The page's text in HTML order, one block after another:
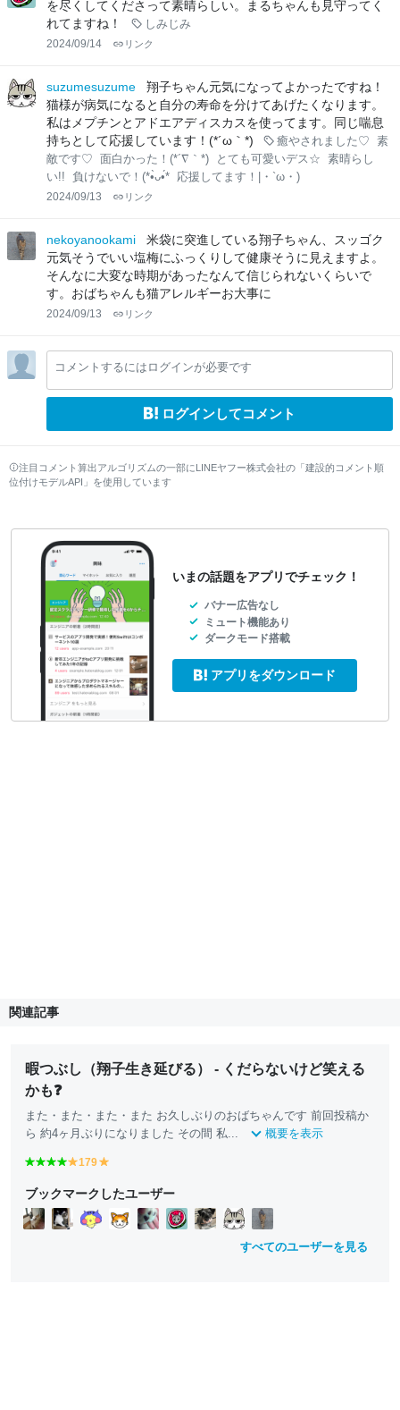
を尽くしてくださって素晴らしい。まるちゃんも見守ってく
れてますね！
しみじみ
2024/09/14 リンク
suzumesuzume
翔子ちゃん元気になってよかったですね！
猫様が病気になると自分の寿命を分けてあげたくなります。
私はメプチンとアドエアディスカスを使ってます。同じ喘息
持ちとして応援しています！(*´ω｀*)
癒やされました♡
素
敵です♡
面白かった！(*´∇｀*) とても可愛いデス☆
素晴らし
い!!
負けないで！(*•̀ᴗ•́* 応援してます！|・`ω・)
2024/09/13 リンク
nekoyanookami
米袋に突進している翔子ちゃん、スッゴク
元気そうでいい塩梅にふっくりして健康そうに見えますよ。
そんなに大変な時期があったなんて信じられないくらいで
す。おばちゃんも猫アレルギーお大事に
2024/09/13 リンク
コメントするにはログインが必要です
ログインしてコメント
注目コメント算出アルゴリズムの一部にLINEヤフー株式会社の「建設的コメント順
位付けモデルAPI」を使用しています
いまの話題をアプリでチェック！
バナー広告なし
ミュート機能あり
ダークモード搭載
アプリをダウンロード
関連記事
暇つぶし（翔子生き延びる） - くだらないけど笑える
かも❓
また・また・また・また お久しぶりのおばちゃんです 前回投稿か
ら 約4ヶ月ぶりになりました その間 私...
概要を表示
g
e
e
n
g
e
e
n
g
e
e
n
g
e
e
n
y
ll
w
179
ll
o
ブックマークしたユーザー
すべてのユーザーを見る